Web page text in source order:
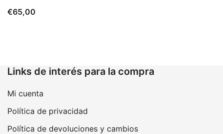
€65,00
Links de interés para la compra
Mi cuenta
Política de privacidad
Política de devoluciones y cambios